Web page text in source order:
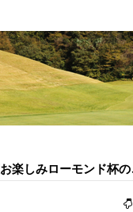
楽しみローモンド杯